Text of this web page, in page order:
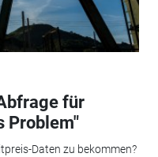
für
Problem"
Daten zu bekommen?